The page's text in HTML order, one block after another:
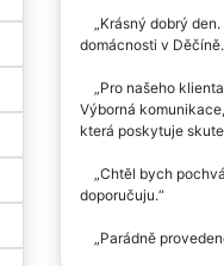
Krásný dobrý
domácnosti v
Pro našeho
Výborná
která poskytuje
Chtěl bych
doporučuju.
Parádně